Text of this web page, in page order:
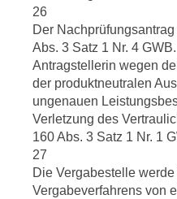
26
Der
Abs. 3 Satz 1 Nr. 4
Antragstellerin wegen
der produktneutralen
ungenauen
Verletzung des
160 Abs. 3 Satz 1 Nr. 1
27
Die Vergabestelle
Vergabeverfahrens von